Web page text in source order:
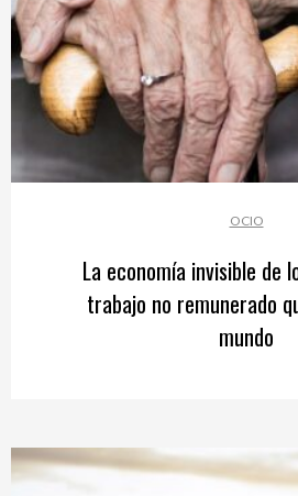
OCIO
La economía invisible de
trabajo no remunerado
mundo